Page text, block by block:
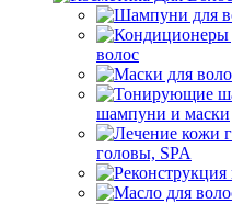
волос
шампуни и маски
головы, SPA